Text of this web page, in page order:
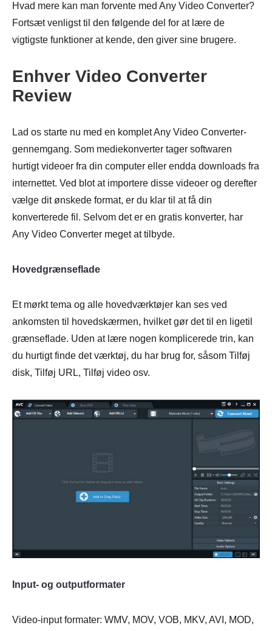
Hvad mere kan man forvente med Any Video Converter?
Fortsæt venligst til den følgende del for at lære de
vigtigste funktioner at kende, den giver sine brugere.
Enhver Video Converter
Review
Lad os starte nu med en komplet Any Video Converter-
gennemgang. Som mediekonverter tager softwaren
hurtigt videoer fra din computer eller endda downloads fra
internettet. Ved blot at importere disse videoer og derefter
vælge dit ønskede format, er du klar til at få din
konverterede fil. Selvom det er en gratis konverter, har
Any Video Converter meget at tilbyde.
Hovedgrænseflade
Et mørkt tema og alle hovedværktøjer kan ses ved
ankomsten til hovedskærmen, hvilket gør det til en ligetil
grænseflade. Uden at lære nogen komplicerede trin, kan
du hurtigt finde det værktøj, du har brug for, såsom Tilføj
disk, Tilføj URL, Tilføj video osv.
Input- og outputformater
Video-input formater: WMV, MOV, VOB, MKV, AVI, MOD,